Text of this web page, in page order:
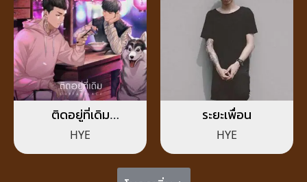
ติดอยู่ที่เดิม
(OURFAVPLACE)
HYE
ระยะเพื่อน
HYE